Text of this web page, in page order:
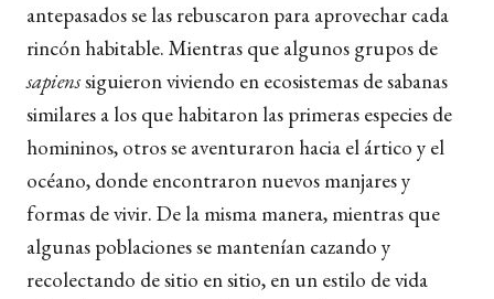
antepasados se las rebuscaron para aprovechar cada
rincón habitable. Mientras que algunos grupos de
sapienssiguieron viviendo en ecosistemas de sabanas
similares a los que habitaron las primeras especies de
homininos, otros se aventuraron hacia el ártico y el
océano, donde encontraron nuevos manjares y
formas de vivir. De la misma manera, mientras que
algunas poblaciones se mantenían cazando y
recolectando de sitio en sitio, en un estilo de vida